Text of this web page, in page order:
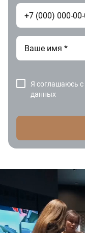
Я соглашаюсь с
данных